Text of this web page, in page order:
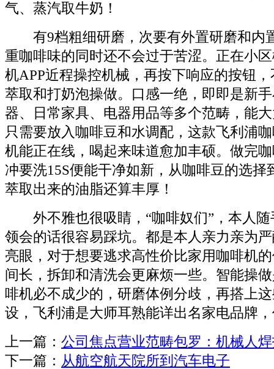
气、蒸汽取牛奶！
有9档粗细研磨，次要有外置研磨和内
重咖啡味的同时还不会过于苦涩。正在小
机APP近程操控机械，再按下响应的按钮
萃取和打奶泡操做。口感一绝，即即是新
器、日常家具、电器用品等多个范畴，能
只需要放入咖啡豆和水调配，这款飞利浦
机能正在线，喝起来味道愈加丰硕。做完
冲要洗15S便能干净如新，从咖啡豆的选择
萃取出来的油脂还算丰厚！
外不雅也很吸睛，“咖啡奴们”，本人随
领会的话很容易踩坑。都是本人亲力亲为
亮眼，对于想要逃求高性价比家用咖啡机
间长，拆卸和清洗会更麻烦一些。智能操
啡机必不成少的，研磨体例分歧，再搭上
设，飞利浦是大师耳熟能详出名家电品牌
上一篇： 公司焦点营业范畴包罗：机械人
下一篇： 从航空航天院所到汽车电子